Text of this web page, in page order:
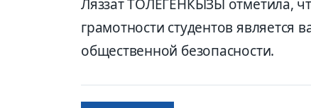
Ляззат ТОЛЕГЕНКЫЗЫ отметила,
грамотности студентов
общественной безопасности.